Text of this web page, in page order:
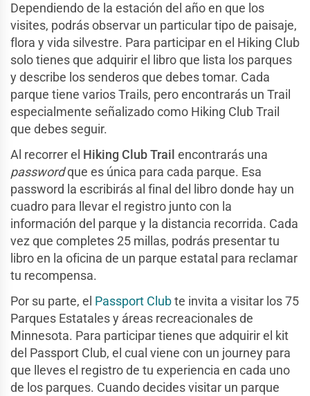
Dependiendo de la estación del año en que los
visites, podrás observar un particular tipo de paisaje,
flora y vida silvestre. Para participar en el Hiking Club
solo tienes que adquirir el libro que lista los parques
y describe los senderos que debes tomar. Cada
parque tiene varios Trails, pero encontrarás un Trail
especialmente señalizado como Hiking Club Trail
que debes seguir.
Al recorrer el Hiking Club Trail encontrarás una
passwordque es única para cada parque. Esa
password la escribirás al final del libro donde hay un
cuadro para llevar el registro junto con la
información del parque y la distancia recorrida. Cada
vez que completes 25 millas, podrás presentar tu
libro en la oficina de un parque estatal para reclamar
tu recompensa.
Por su parte, el Passport Clubte invita a visitar los 75
Parques Estatales y áreas recreacionales de
Minnesota. Para participar tienes que adquirir el kit
del Passport Club, el cual viene con un journey para
que lleves el registro de tu experiencia en cada uno
de los parques. Cuando decides visitar un parque